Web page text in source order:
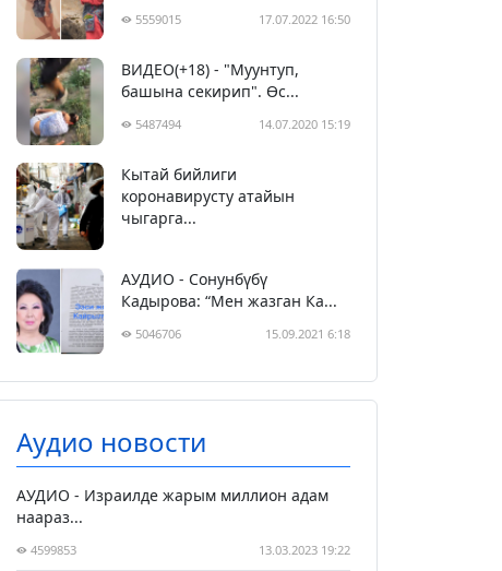
5559015 17.07.2022 16:50
ВИДЕО(+18) - "Муунтуп,
башына секирип". Өс...
5487494 14.07.2020 15:19
Кытай бийлиги
коронавирусту атайын
чыгарга...
АУДИО - Сонунбүбү
Кадырова: “Мен жазган Ка...
5046706 15.09.2021 6:18
Аудио новости
АУДИО - Израилде жарым миллион адам
наараз...
4599853 13.03.2023 19:22